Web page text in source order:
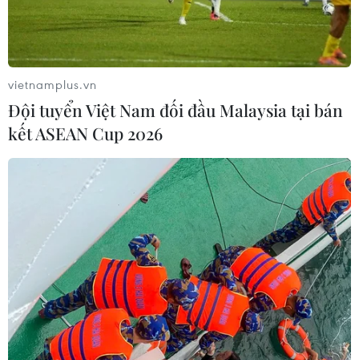
HLV Arsene Wenger sẽ đến Munich trong
một ngày không xa?
07/11/2019 13:42
Arsene Wenger được đánh giá sáng cửa nhất để trở
thành huấn luyện viên trưởng của Bayern Munich sau
khi "mối lương duyên" giữa Niko Kovac và Hùm xám kết
thúc.
vietnamplus.vn
Đội tuyển Việt Nam đối đầu Malaysia tại bán
kết ASEAN Cup 2026